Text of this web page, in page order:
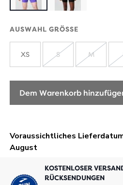
AUSWAHL GRÖSSE
XS
AUSVERKAUFT
S M
Dem Warenkorb
KOSTENLOSER
RÜCKSENDUNGEN